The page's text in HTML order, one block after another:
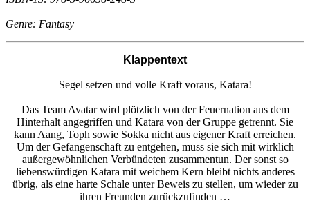
Genre: Fantasy
Klappentext
Segel setzen und volle Kraft voraus, Katara!
Das Team Avatar wird plötzlich von der Feuernation aus dem
Hinterhalt angegriffen und Katara von der Gruppe getrennt. Sie
kann Aang, Toph sowie Sokka nicht aus eigener Kraft erreichen.
Um der Gefangenschaft zu entgehen, muss sie sich mit wirklich
außergewöhnlichen Verbündeten zusammentun. Der sonst so
liebenswürdigen Katara mit weichem Kern bleibt nichts anderes
übrig, als eine harte Schale unter Beweis zu stellen, um wieder zu
ihren Freunden zurückzufinden …